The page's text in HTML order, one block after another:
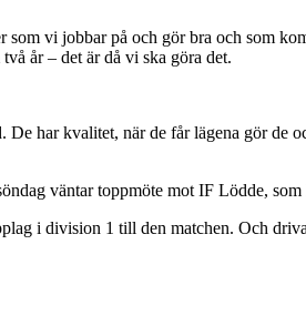
vi jobbar på och gör bra och som
år – det är då vi ska göra det.
har kvalitet, när de får lägena gör de
väntar toppmöte mot IF Lödde,
i division 1 till den matchen. Och